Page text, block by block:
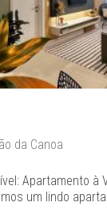
da Canoa
Apartamento à
um lindo